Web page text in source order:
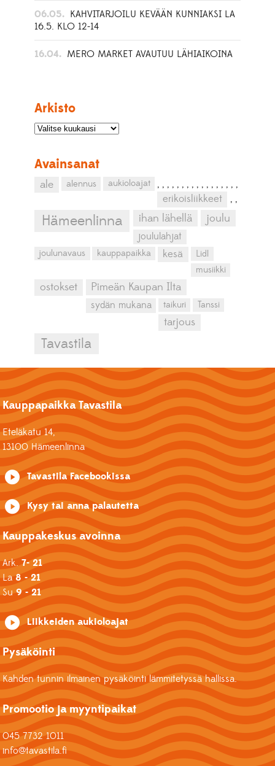
06.05. KAHVITARJOILU KEVÄÄN KUNNIAKSI LA
16.5. KLO 12-14
16.04. MERO MARKET AVAUTUU LÄHIAIKOINA
Arkisto
Avainsanat
ale ,
alennus ,
aukioloajat ,
erikoisliikkeet
,
Hämeenlinna
,
ihan lähellä
,
joulu
,
joululahjat
,
joulunavaus
,
kauppapaikka
,
kesä
,
Lidl
,
musiikki
,
ostokset
,
Pimeän Kaupan Ilta
,
sydän mukana
,
taikuri
,
Tanssi
,
tarjous
,
Tavastila
Kauppapaikka Tavastila
Eteläkatu 14,
13100 Hämeenlinna
Tavastila Facebookissa
Kysy tai anna palautetta
Kauppakeskus avoinna
Ark.7- 21
La8 - 21
Su9 - 21
Liikkeiden aukioloajat
Pysäköinti
Kahden tunnin ilmainen pysäköinti lämmitetyssä hallissa.
Promootio ja myyntipaikat
045 7732 1011
info@tavastila.fi